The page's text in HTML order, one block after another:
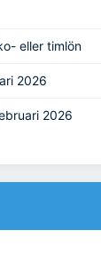
eller timlön
2026
2026